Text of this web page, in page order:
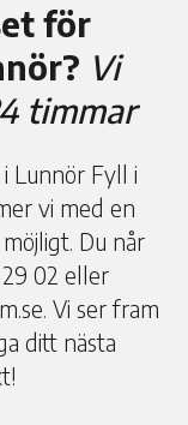
för
Vi
timmar
Lunnör Fyll i
vi med en
Du når
02 eller
Vi ser fram
ditt nästa